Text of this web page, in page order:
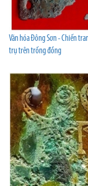
Văn hóa Đông Sơn - Chiến
trụ trên trống đồng